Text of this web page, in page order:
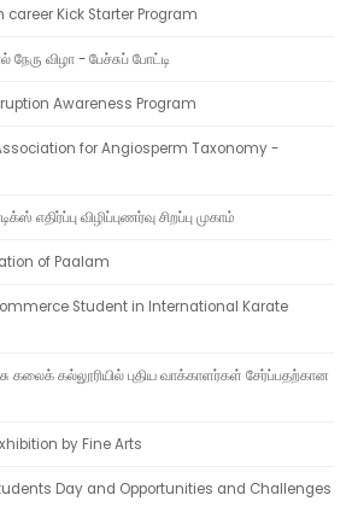
career Kick Starter Program
விழா - பேச்சுப் போட்டி
Awareness Program
for Angiosperm Taxonomy -
எதிர்ப்பு விழிப்புணர்வு சிறப்பு முகாம்
of Paalam
Student in International Karate
கலைக் கல்லூரியில் புதிய வாக்காளர்கள் சேர்ப்பதற்கான
by Fine Arts
Day and Opportunities and Challenges